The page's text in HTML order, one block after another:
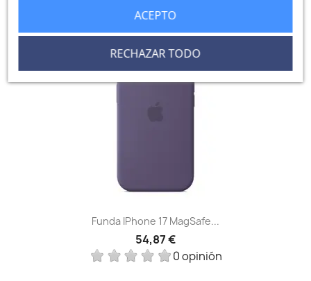
Funda IPhone 17 MagSafe...
54,87 €
0 opinión
RECHAZAR TODO
ACEPTO